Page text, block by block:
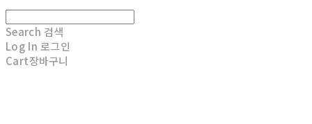
Search 검색
Log In 로그인
Cart장바구니